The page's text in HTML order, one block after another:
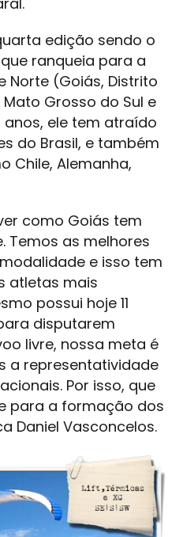
edição sendo o
ranqueia para a
Norte (Goiás, Distrito
Grosso do Sul e
anos, ele tem atraído
do Brasil, e também
Chile, Alemanha,
como Goiás tem
Temos as melhores
e isso tem
atletas mais
possui hoje 11
disputarem
livre, nossa meta é
a representatividade
Por isso, que
para a formação dos
Daniel Vasconcelos.